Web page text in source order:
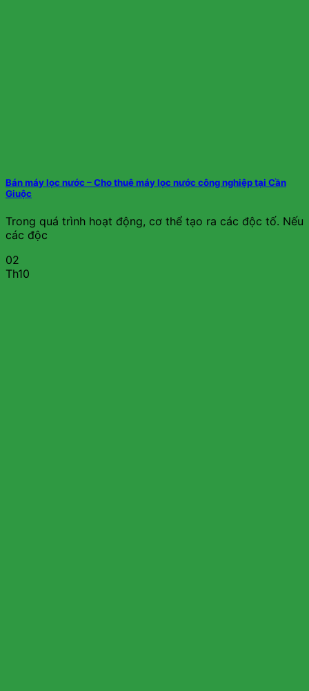
Bán máy lọc nước – Cho thuê máy lọc nước công nghiệp tại Cần
Giuộc
Trong quá trình hoạt động, cơ thể tạo ra các độc tố. Nếu
các độc
02
Th10